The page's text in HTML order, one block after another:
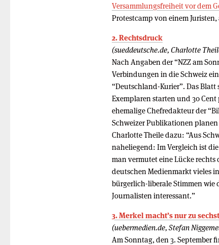
Versammlungsfreiheit vor dem
Protestcamp von einem
2. Rechtsdruck
(sueddeutsche.de, Charlotte
Nach Angaben der “NZZ am
Verbindungen in die Schweiz
“Deutschland-Kurier”. Das
Exemplaren starten und 30
ehemalige Chefredakteur der
Schweizer Publikationen
Charlotte Theile dazu: “Aus
naheliegend: Im Vergleich ist
man vermutet eine Lücke
deutschen Medienmarkt vieles
bürgerlich-liberale Stimmen wie
Journalisten interessant.”
3. Merkel macht’s nur zu
(uebermedien.de, Stefan
Am Sonntag, den 3. September